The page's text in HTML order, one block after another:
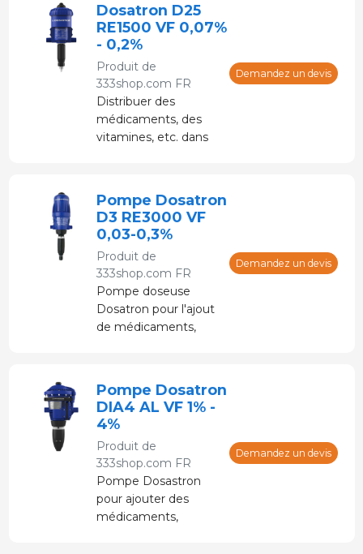
électricité.
Dosatron D25
RE1500 VF 0,07%
- 0,2%
Produit de
333shop.com FR
Distribuer des
médicaments, des
vitamines, etc. dans
électricité.
Demandez un devis
Pompe Dosatron
D3 RE3000 VF
0,03-0,3%
Produit de
333shop.com FR
Pompe doseuse
Dosatron pour l'ajout
de médicaments,
sous pression sans
électricité.
Demandez un devis
Pompe Dosatron
DIA4 AL VF 1% -
4%
Produit de
333shop.com FR
Pompe Dosastron
pour ajouter des
médicaments,
Demandez un devis